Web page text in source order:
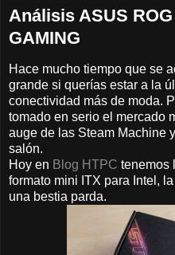
Análisis ASUS
GAMING
Hace mucho tiempo que se
grande si querías estar a la
conectividad más de moda.
tomado en serio el mercado
auge de las Steam Machine
salón.
Hoy en Blog HTPC tenemos
formato mini ITX para Intel, la
una bestia parda.